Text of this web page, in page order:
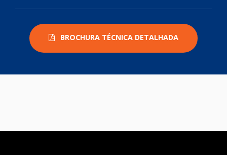
BROCHURA TÉCNICA DETALHADA